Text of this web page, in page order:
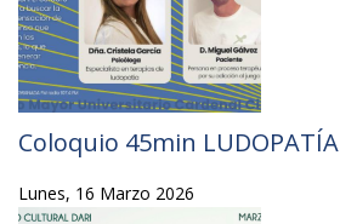
Coloquio 45min LUDOPATÍA
Lunes, 16 Marzo 2026